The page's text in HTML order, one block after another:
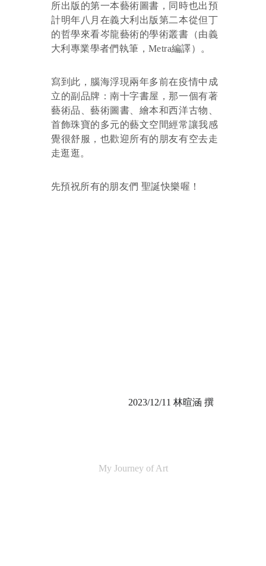
所出版的第一本藝術圖書，同時也出預
計明年八月在義大利出版第二本從但丁
的哲學來看岑龍藝術的學術叢書（由義
大利專業學者們執筆，Metra編譯）。
寫到此，腦海浮現兩年多前在疫情中成
立的副品牌：南十字書屋，那一個有著
藝術品、藝術圖書、繪本和西洋古物、
首飾珠寶的多元的藝文空間經常讓我感
覺很舒服，也歡迎所有的朋友有空去走
走逛逛。
先預祝所有的朋友們 聖誕快樂喔！
2023/12/11 林暄涵 撰
My Journey of Art